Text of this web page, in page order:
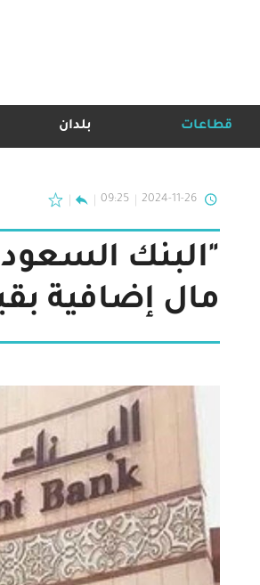
قطاعات بلدان
2024-11-26
09:25
"البنك
مال إضافية بقيمة 750